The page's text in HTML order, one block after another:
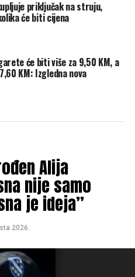
priključak na struju,
će biti cijena
će biti više za 9,50 KM, a
KM: Izgledna nova
Alija
nije samo
je ideja”
2026.